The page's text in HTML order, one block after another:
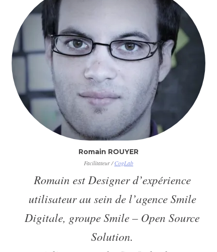
Romain ROUYER
Facilitateur /CogLab
Romain est Designer d’expérience
utilisateur au sein de l’agence Smile
Digitale, groupe Smile – Open Source
Solution.